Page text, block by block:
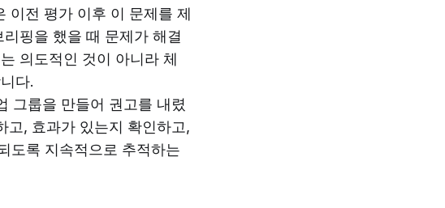
이전 평가 이후 이 문제를 제
핑을 했을 때 문제가 해결
의도적인 것이 아니라 체
다.
그룹을 만들어 권고를 내렸
고, 효과가 있는지 확인하고,
도록 지속적으로 추적하는